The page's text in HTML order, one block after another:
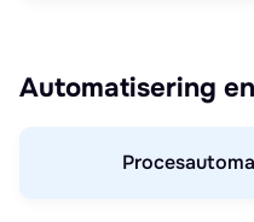
Automatisering